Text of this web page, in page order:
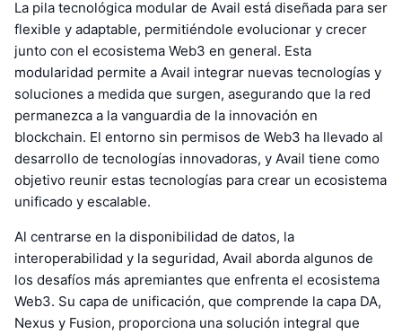
La pila tecnológica modular de Avail está diseñada para ser
flexible y adaptable, permitiéndole evolucionar y crecer
junto con el ecosistema Web3 en general. Esta
modularidad permite a Avail integrar nuevas tecnologías y
soluciones a medida que surgen, asegurando que la red
permanezca a la vanguardia de la innovación en
blockchain. El entorno sin permisos de Web3 ha llevado al
desarrollo de tecnologías innovadoras, y Avail tiene como
objetivo reunir estas tecnologías para crear un ecosistema
unificado y escalable.
Al centrarse en la disponibilidad de datos, la
interoperabilidad y la seguridad, Avail aborda algunos de
los desafíos más apremiantes que enfrenta el ecosistema
Web3. Su capa de unificación, que comprende la capa DA,
Nexus y Fusion, proporciona una solución integral que